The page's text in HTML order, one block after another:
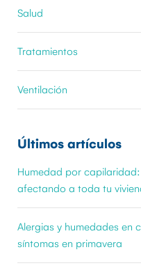
Salud
Tratamientos
Ventilación
Últimos artículos
Humedad por
afectando a toda tu
Alergias y humedades en
síntomas en primavera